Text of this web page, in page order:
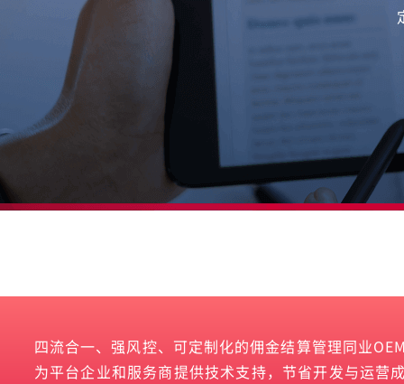
四流合一、强风控、可定制化的佣金结算管理同业
为平台企业和服务商提供技术支持，节省开发与运营